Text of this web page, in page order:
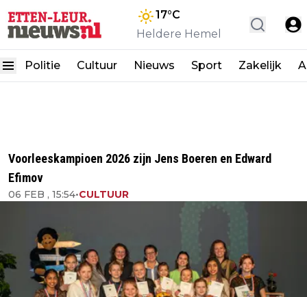
17°C
Heldere Hemel
Politie Cultuur Nieuws Sport Zakelijk
Voorleeskampioen 2026 zijn Jens Boeren en Edward
Efimov
06 FEB , 15:54•CULTUUR